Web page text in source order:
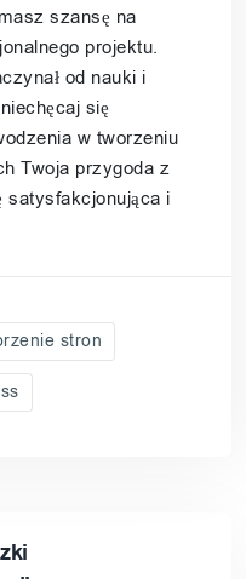
szansę na
projektu.
od nauki i
się
w tworzeniu
Twoja przygoda z
satysfakcjonująca i
stron